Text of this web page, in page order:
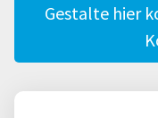
Gestalte hier